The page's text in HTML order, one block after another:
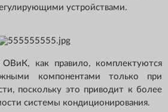
устройствами.
ОВиК, как правило, комплектуются
компонентами только при
поскольку это приводит к более
системы кондиционирования.